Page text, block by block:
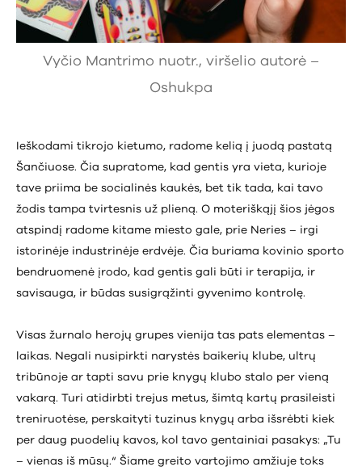
Vyčio Mantrimo nuotr., viršelio autorė –
Oshukpa
Ieškodami tikrojo kietumo, radome kelią į juodą pastatą
Šančiuose. Čia supratome, kad gentis yra vieta, kurioje
tave priima be socialinės kaukės, bet tik tada, kai tavo
žodis tampa tvirtesnis už plieną. O moteriškąjį šios jėgos
atspindį radome kitame miesto gale, prie Neries – irgi
istorinėje industrinėje erdvėje. Čia buriama kovinio sporto
bendruomenė įrodo, kad gentis gali būti ir terapija, ir
savisauga, ir būdas susigrąžinti gyvenimo kontrolę.
Visas žurnalo herojų grupes vienija tas pats elementas –
laikas. Negali nusipirkti narystės baikerių klube, ultrų
tribūnoje ar tapti savu prie knygų klubo stalo per vieną
vakarą. Turi atidirbti trejus metus, šimtą kartų prasileisti
treniruotėse, perskaityti tuzinus knygų arba išsrėbti kiek
per daug puodelių kavos, kol tavo gentainiai pasakys: „Tu
– vienas iš mūsų.“ Šiame greito vartojimo amžiuje toks